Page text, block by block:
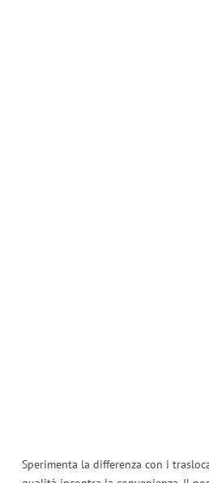
Sperimenta la differenza con i